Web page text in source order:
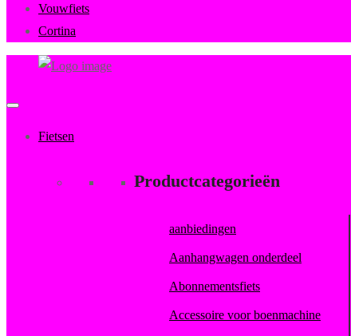
Vouwfiets
Cortina
Primary
Fietsen
Productcategorieën
aanbiedingen
Aanhangwagen onderdeel
Abonnementsfiets
Accessoire voor boenmachine